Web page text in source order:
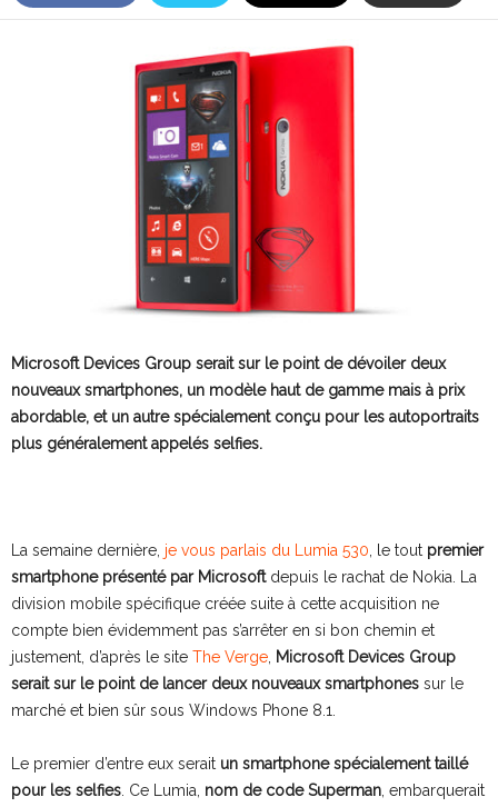
Microsoft Devices Group serait sur le point de dévoiler deux
nouveaux smartphones, un modèle haut de gamme mais à prix
abordable, et un autre spécialement conçu pour les autoportraits
plus généralement appelés selfies.
La semaine dernière, je vous parlais du Lumia 530, le tout premier
smartphone présenté par Microsoftdepuis le rachat de Nokia. La
division mobile spécifique créée suite à cette acquisition ne
compte bien évidemment pas s’arrêter en si bon chemin et
justement, d’après le site The Verge, Microsoft Devices Group
serait sur le point de lancer deux nouveaux smartphones sur le
marché et bien sûr sous Windows Phone 8.1.
Le premier d’entre eux serait un smartphone spécialement taillé
pour les selfies. Ce Lumia, nom de code Superman, embarquerait